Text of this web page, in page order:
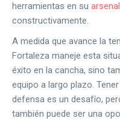
herramientas en su arsenal
constructivamente.
A medida que avance la
Fortaleza maneje esta
éxito en la cancha, sino
equipo a largo plazo.
defensa es un desafío,
también puede ser una